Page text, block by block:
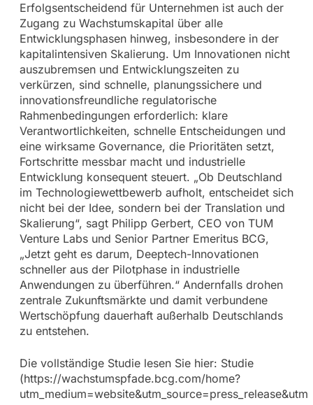
Erfolgsentscheidend für Unternehmen ist auch der
Zugang zu Wachstumskapital über alle
Entwicklungsphasen hinweg, insbesondere in der
kapitalintensiven Skalierung. Um Innovationen nicht
auszubremsen und Entwicklungszeiten zu
verkürzen, sind schnelle, planungssichere und
innovationsfreundliche regulatorische
Rahmenbedingungen erforderlich: klare
Verantwortlichkeiten, schnelle Entscheidungen und
eine wirksame Governance, die Prioritäten setzt,
Fortschritte messbar macht und industrielle
Entwicklung konsequent steuert. „Ob Deutschland
im Technologiewettbewerb aufholt, entscheidet sich
nicht bei der Idee, sondern bei der Translation und
Skalierung“, sagt Philipp Gerbert, CEO von TUM
Venture Labs und Senior Partner Emeritus BCG,
„Jetzt geht es darum, Deeptech-Innovationen
schneller aus der Pilotphase in industrielle
Anwendungen zu überführen.“ Andernfalls drohen
zentrale Zukunftsmärkte und damit verbundene
Wertschöpfung dauerhaft außerhalb Deutschlands
zu entstehen.
Die vollständige Studie lesen Sie hier: Studie
(https://wachstumspfade.bcg.com/home?